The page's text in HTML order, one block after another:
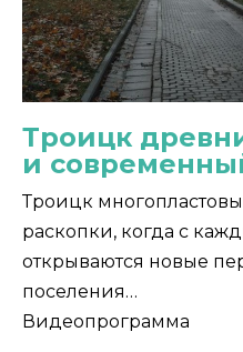
Троицк
и
Троицк
раскопки, когда с
открываются новые
поселения…
Видеопрограмма